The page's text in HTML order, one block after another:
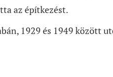
az építkezést.
1929 és 1949 között